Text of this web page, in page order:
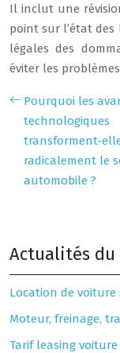
Il inclut une
point sur l’état des
légales des
éviter les
Pourquoi les
technologiques
transforment-
radicalement le
automobile ?
Actualités du
Location de voiture
Moteur, freinage,
Tarif leasing